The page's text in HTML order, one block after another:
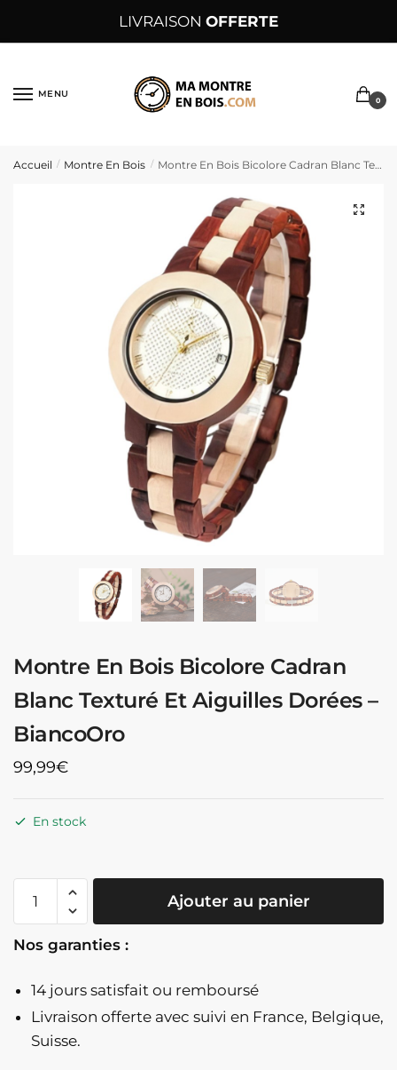
LIVRAISON OFFERTE
MENU
0
Accueil / Montre En Bois / Montre En Bois Bicolore Cadran Blanc Texturé Et Aiguilles Dorées – BiancoOro
Montre En Bois Bicolore Cadran
Blanc Texturé Et Aiguilles Dorées –
BiancoOro
99,99€
En stock
En
Bicolore
Cadran
Blanc
Ajouter au panier
Nos garanties :
14 jours satisfait ou remboursé
Livraison offerte avec suivi en France, Belgique,
Suisse.